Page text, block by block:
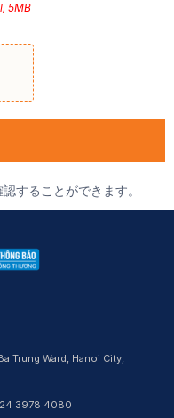
5MB
認することができます。
Trung Ward, Hanoi City,
24 3978 4080